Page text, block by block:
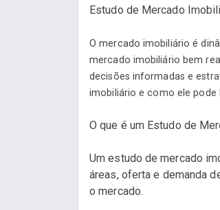
Estudo de Mercado
O mercado imobiliário é
mercado imobiliário bem
decisões informadas e
imobiliário e como ele pode
O que é um Estudo de
Um estudo de mercado
áreas, oferta e demanda
o mercado.